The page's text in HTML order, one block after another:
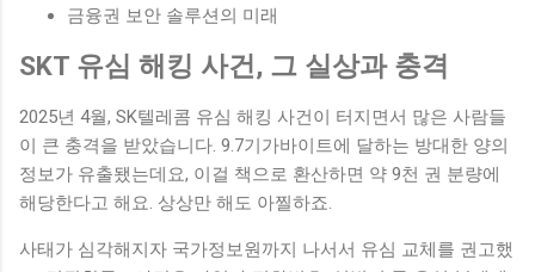
금융권 보안 솔루션의 미래
SKT 유심 해킹 사건, 그 실상과 충격
2025년 4월, SK텔레콤 유심 해킹 사건이 터지면서 많은 사람들
이 큰 충격을 받았습니다. 9.7기가바이트에 달하는 방대한 양의
정보가 유출됐는데요, 이걸 책으로 환산하면 약 9천 권 분량에
해당한다고 해요. 상상만 해도 아찔하죠.
사태가 심각해지자 국가정보원까지 나서서 유심 교체를 권고했